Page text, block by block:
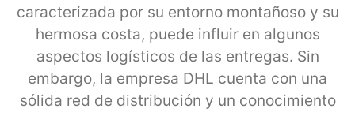
caracterizada por su entorno montañoso y su
hermosa costa, puede influir en algunos
aspectos logísticos de las entregas. Sin
embargo, la empresa DHL cuenta con una
sólida red de distribución y un conocimiento